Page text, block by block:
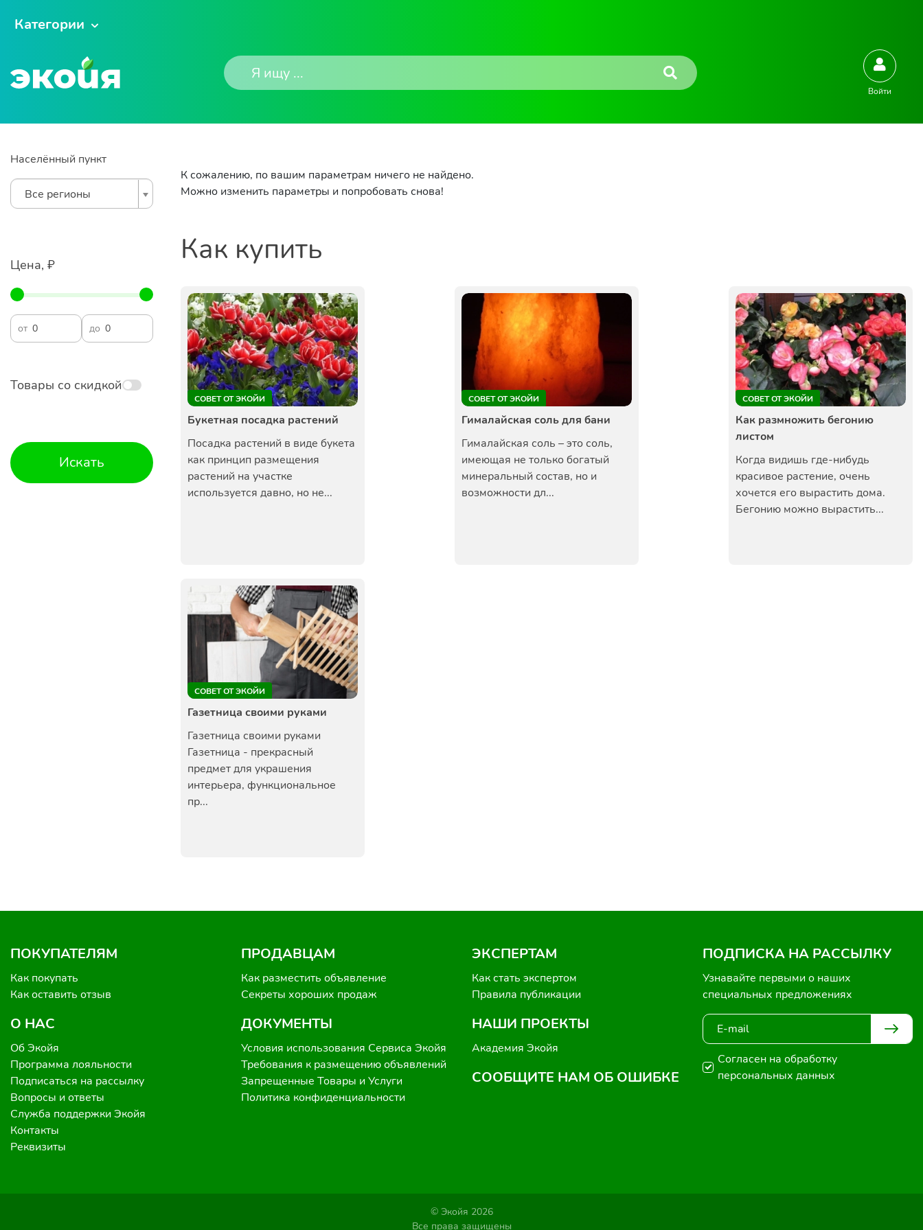
Категории
Войти
Населённый пункт
Все регионы
Цена, ₽
от до
Товары со скидкой
Искать
К сожалению, по вашим параметрам ничего не найдено.
Можно изменить параметры и попробовать снова!
Как купить
СОВЕТ ОТ ЭКОЙИ
Букетная посадка растений
Посадка растений в виде букета
как принцип размещения
растений на участке
используется давно, но не...
СОВЕТ ОТ ЭКОЙИ
Гималайская соль для бани
Гималайская соль – это соль,
имеющая не только богатый
минеральный состав, но и
возможности дл...
СОВЕТ ОТ ЭКОЙИ
Как размножить бегонию
листом
Когда видишь где-нибудь
красивое растение, очень
хочется его вырастить дома.
Бегонию можно вырастить...
СОВЕТ ОТ ЭКОЙИ
Газетница своими руками
Газетница своими руками
Газетница - прекрасный
предмет для украшения
интерьера, функциональное
пр...
ПОКУПАТЕЛЯМ
Как покупать
Как оставить отзыв
О НАС
Об Экойя
Программа лояльности
Подписаться на рассылку
Вопросы и ответы
Служба поддержки Экойя
Контакты
Реквизиты
ПРОДАВЦАМ
Как разместить объявление
Секреты хороших продаж
ДОКУМЕНТЫ
Условия использования Сервиса Экойя
Требования к размещению объявлений
Запрещенные Товары и Услуги
Политика конфиденциальности
ЭКСПЕРТАМ
Как стать экспертом
Правила публикации
НАШИ ПРОЕКТЫ
Академия Экойя
СООБЩИТЕ НАМ ОБ ОШИБКЕ
ПОДПИСКА НА РАССЫЛКУ
Узнавайте первыми о наших
специальных предложениях
Согласен на обработку
персональных данных
© Экойя 2026
Все права защищены